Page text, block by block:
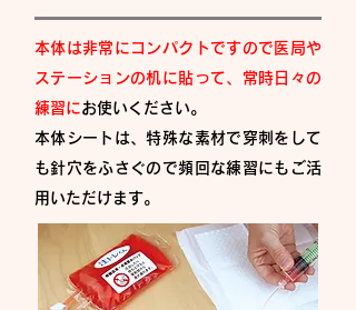
本体は非常にコンパクトですので医局や
ステーションの机に貼って、常時日々の
練習にお使いください。
本体シートは、特殊な素材で穿刺をして
も針穴をふさぐので頻回な練習にもご活
用いただけます。